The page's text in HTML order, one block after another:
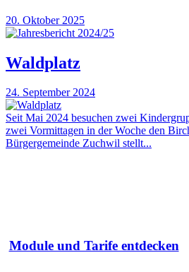
20. Oktober 2025
Waldplatz
24. September 2024
Seit Mai 2024 besuchen zwei
zwei Vormittagen in der Woche den
Bürgergemeinde Zuchwil stellt...
Module und Tarife entdecken